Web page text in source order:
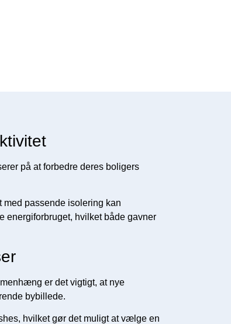
på at forbedre deres boligers
med passende isolering kan
energiforbruget, hvilket både gavner
er det vigtigt, at nye
bybillede.
hvilket gør det muligt at vælge en